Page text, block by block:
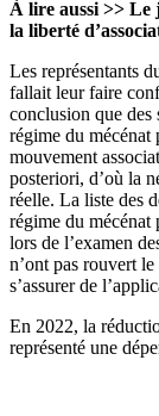
À lire aussi >> Le
la liberté
Les représentants
fallait leur faire
conclusion que des
régime du mécénat
mouvement
posteriori, d’où la
réelle. La liste des
régime du mécénat
lors de l’examen
n’ont pas rouvert
s’assurer de
En 2022, la
représenté une